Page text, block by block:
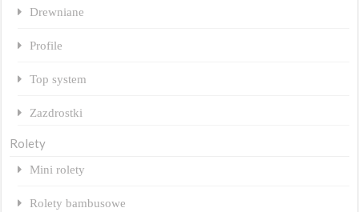
Drewniane
Profile
Top system
Zazdrostki
Rolety
Mini rolety
Rolety bambusowe